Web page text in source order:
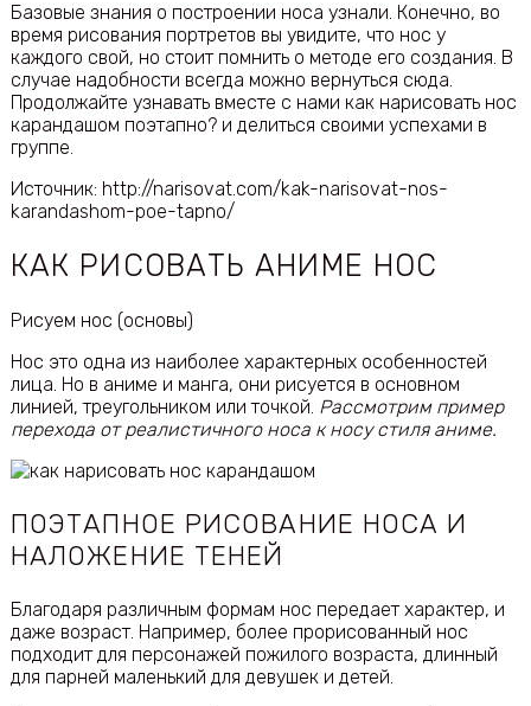
Базовые знания о построении носа узнали. Конечно, во
время рисования портретов вы увидите, что нос у
каждого свой, но стоит помнить о методе его создания. В
случае надобности всегда можно вернуться сюда.
Продолжайте узнавать вместе с нами как нарисовать нос
карандашом поэтапно? и делиться своими успехами в
группе.
Источник: http://narisovat.com/kak-narisovat-nos-
karandashom-poe-tapno/
КАК РИСОВАТЬ АНИМЕ НОС
Рисуем нос (основы)
Нос это одна из наиболее характерных особенностей
лица. Но в аниме и манга, они рисуется в основном
линией, треугольником или точкой. Рассмотрим пример
перехода от реалистичного носа к носу стиля аниме.
ПОЭТАПНОЕ РИСОВАНИЕ НОСА И
НАЛОЖЕНИЕ ТЕНЕЙ
Благодаря различным формам нос передает характер, и
даже возраст. Например, более прорисованный нос
подходит для персонажей пожилого возраста, длинный
для парней маленький для девушек и детей.